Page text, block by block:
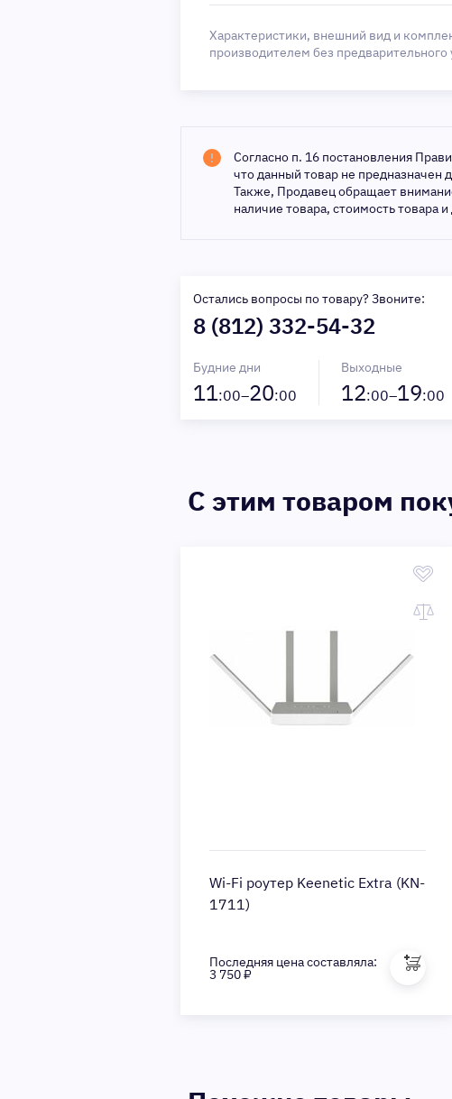
Характеристики, внешний вид и
производителем без
Согласно п. 16 постановления
что данный товар не
Также, Продавец обращает
наличие товара, стоимость товара
Остались вопросы по товару? Звоните:
8 (812) 332-54-32
Будние дни
11:00–20:00
Выходные
12:00–19:00
C этим товаром
Wi-Fi роутер Keenetic Extra (KN-
1711)
Последняя цена составляла:
3 750 ₽